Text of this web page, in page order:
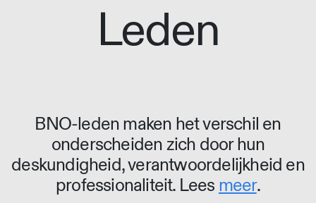
Leden
BNO-leden maken het verschil en
onderscheiden zich door hun
deskundigheid, verantwoordelijkheid en
professionaliteit. Lees meer.